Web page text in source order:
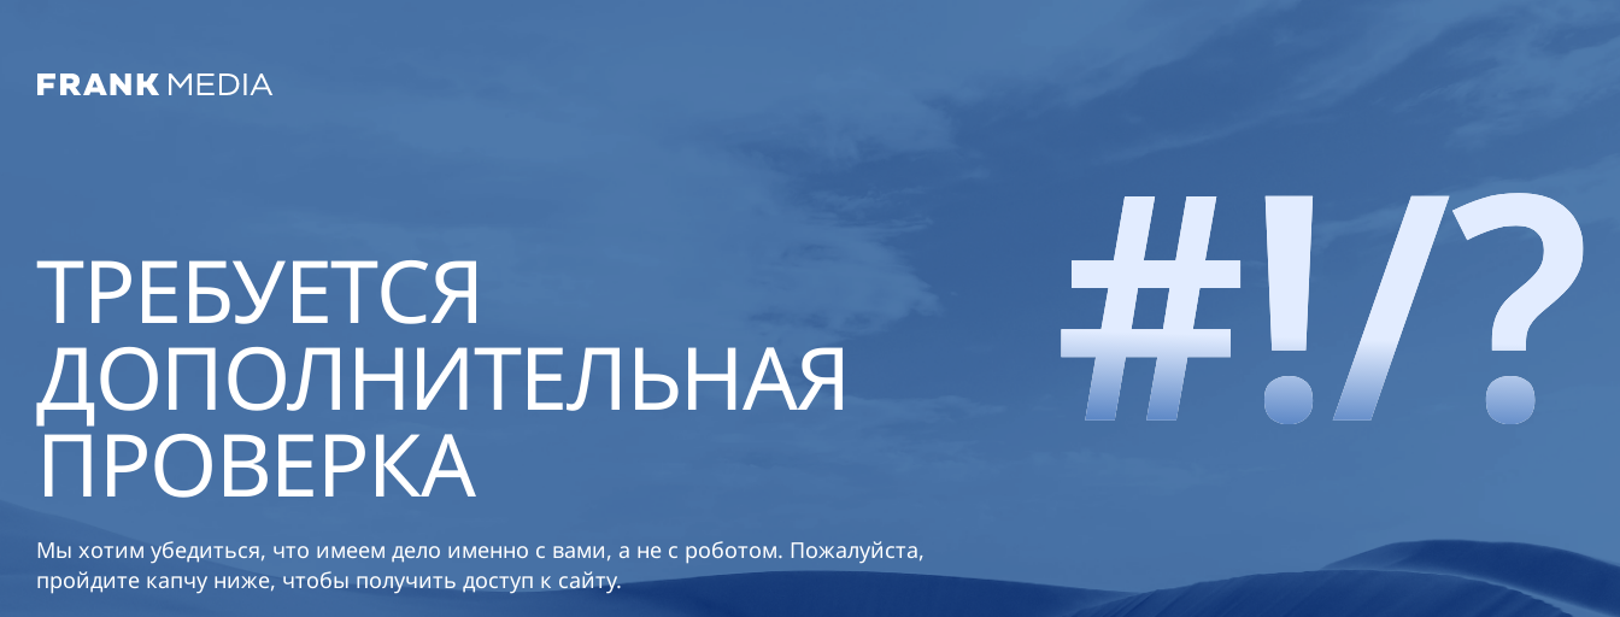
ТРЕБУЕТСЯ
ДОПОЛНИТЕЛЬНАЯ
ПРОВЕРКА
Мы хотим убедиться, что имеем дело именно с вами, а не с роботом. Пожалуйста,
пройдите капчу ниже, чтобы получить доступ к сайту.